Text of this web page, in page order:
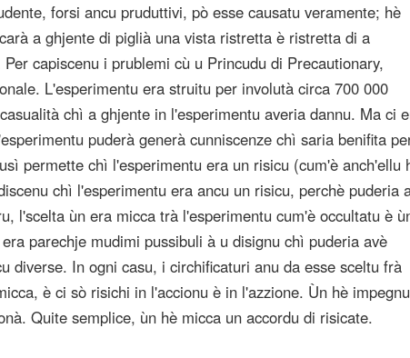
forsi ancu pruduttivi, pò esse causatu veramente; hè
a ghjente di piglià una vista ristretta è ristretta di a
Per capiscenu i prublemi cù u Princudu di Precautionary,
L'esperimentu era struitu per involutà circa 700 000
chì a ghjente in l'esperimentu averia dannu. Ma ci
puderà generà cunniscenze chì saria benifita
permette chì l'esperimentu era un risicu (cum'è anch'ellu
chì l'esperimentu era ancu un risicu, perchè puderia
l'scelta ùn era micca trà l'esperimentu cum'è occultatu è
parechje mudimi pussibuli à u disignu chì puderia avè
diverse. In ogni casu, i circhificaturi anu da esse sceltu frà
è ci sò risichi in l'accionu è in l'azzione. Ùn hè
Quite semplice, ùn hè micca un accordu di risicate.